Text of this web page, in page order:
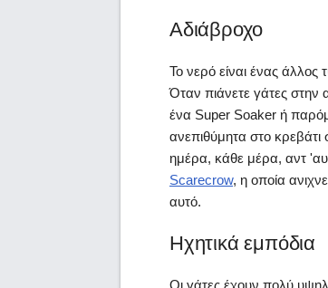
Αδιάβροχο
Το νερό είναι ένας άλλος
Όταν πιάνετε γάτες στην
ένα Super Soaker ή
ανεπιθύμητα στο
ημέρα, κάθε μέρα, αντ
Scarecrow, η οποία
αυτό.
Ηχητικά εμπόδια